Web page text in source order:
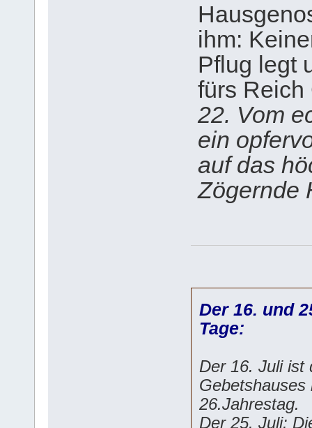
ihm:
Pflug legt
fürs
22. Vom
ein
auf das
Zögernde
Der 16. und
Tage:
Der 16. Juli ist
26.Jahrestag.
Der 25. Juli: